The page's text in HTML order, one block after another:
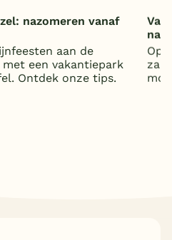
nazomeren vanaf
aan de
een vakantiepark
Ontdek onze tips.
Op